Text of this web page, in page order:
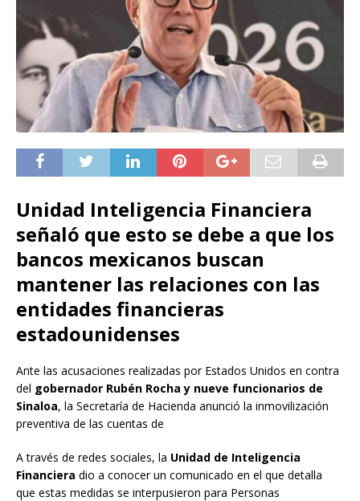
Unidad Inteligencia Financiera
señaló que esto se debe a que los
bancos mexicanos buscan
mantener las relaciones con las
entidades financieras
estadounidenses
Ante las acusaciones realizadas por Estados Unidos en contra
del gobernador Rubén Rocha y nueve funcionarios de
Sinaloa, la Secretaría de Hacienda anunció la inmovilización
preventiva de las cuentas de
A través de redes sociales, la Unidad de Inteligencia
Financiera dio a conocer un comunicado en el que detalla
que estas medidas se interpusieron para Personas